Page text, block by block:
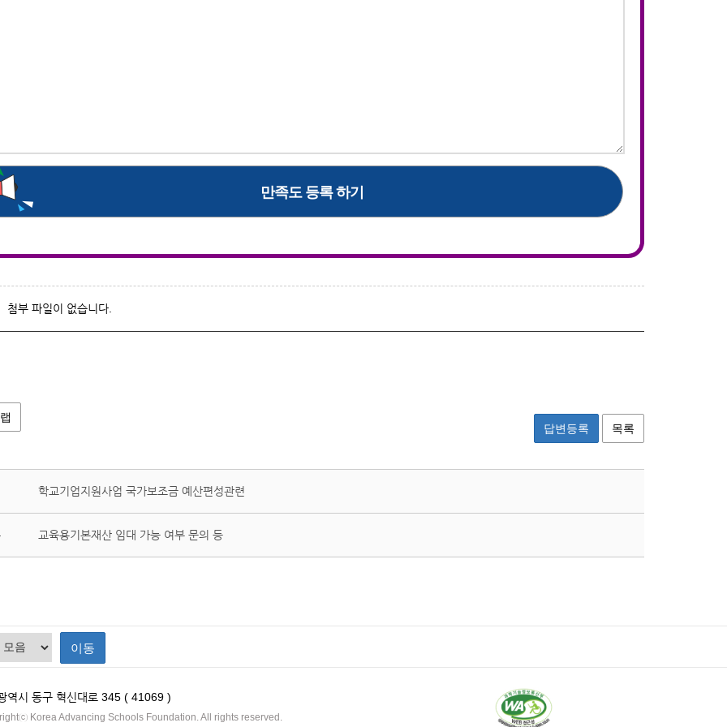
첨부 파일이 없습니다.
답변등록
목록
학교기업지원사업 국가보조금 예산편성관련
교육용기본재산 임대 가능 여부 문의 등
이동
역시 동구 혁신대로 345 ( 41069 )
Korea Advancing Schools Foundation. All rights reserved.